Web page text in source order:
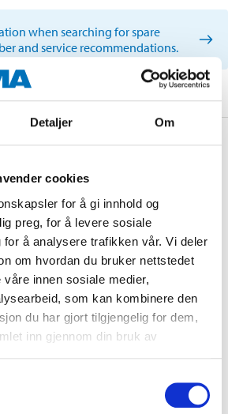
Detaljer Om
cookies
for å gi innhold og
preg, for å levere sosiale
for å analysere trafikken vår. Vi deler
om hvordan du bruker nettstedet
innen sosiale medier,
som kan kombinere den
du har gjort tilgjengelig for dem,
inn gjennom din bruk av
when searching for spare
and service recommendations.
carbon.
203 mm